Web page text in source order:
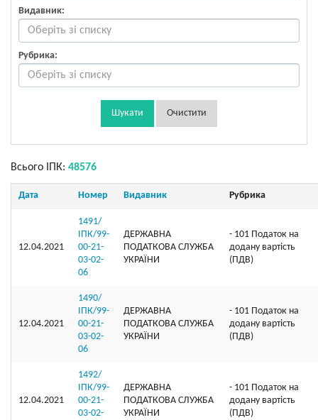
Видавник:
Рубрика:
Шукати Очистити
Всього ІПК: 48576
Дата Номер Видавник Рубрика
12.04.2021
1491/
ІПК/99-
00-21-
03-02-
06
ДЕРЖАВНА
ПОДАТКОВА СЛУЖБА
УКРАЇНИ
- 101 Податок на
додану вартість
(ПДВ)
12.04.2021
1490/
ІПК/99-
00-21-
03-02-
06
ДЕРЖАВНА
ПОДАТКОВА СЛУЖБА
УКРАЇНИ
- 101 Податок на
додану вартість
(ПДВ)
12.04.2021
1492/
ІПК/99-
00-21-
03-02-
ДЕРЖАВНА
ПОДАТКОВА СЛУЖБА
УКРАЇНИ
- 101 Податок на
додану вартість
(ПДВ)